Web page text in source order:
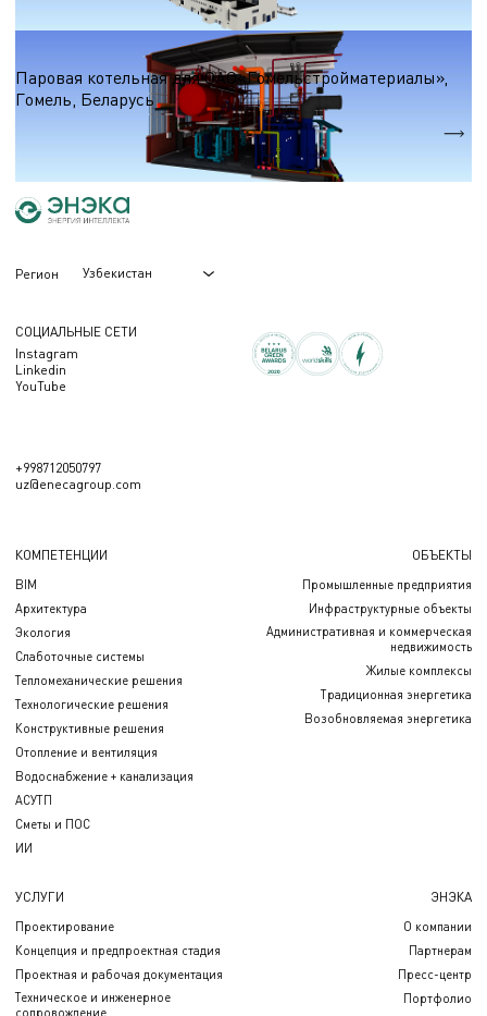
Паровые котельные на природном газе
Паровая котельная для ОАО«Гомельстройматериалы»,
Гомель, Беларусь
Регион Узбекистан
СОЦИАЛЬНЫЕ СЕТИ
Instagram
Linkedin
YouTube
+998712050797
uz@enecagroup.com
КОМПЕТЕНЦИИ
BIM
Архитектура
Экология
Слаботочные системы
Тепломеханические решения
Технологические решения
Конструктивные решения
Отопление и вентиляция
Водоснабжение + канализация
АСУТП
Сметы и ПОС
ИИ
ОБЪЕКТЫ
Промышленные предприятия
Инфраструктурные объекты
Административная и коммерческая
недвижимость
Жилые комплексы
Традиционная энергетика
Возобновляемая энергетика
УСЛУГИ
Проектирование
Концепция и предпроектная стадия
Проектная и рабочая документация
Техническое и инженерное
сопровождение
ЭНЭКА
О компании
Партнерам
Пресс-центр
Портфолио